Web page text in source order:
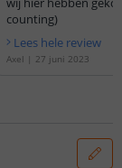
counting)
Lees hele review
Axel | 27 juni 2023